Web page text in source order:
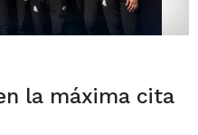
la máxima cita